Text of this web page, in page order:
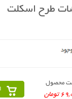
محصول
تومان